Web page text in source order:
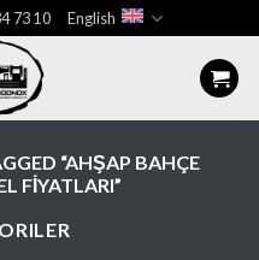
73 10 English
“AHŞAP BAHÇE
FİYATLARI”